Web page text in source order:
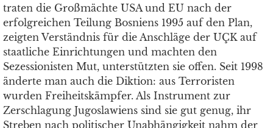
traten die Großmächte USA und EU nach der
erfolgreichen Teilung Bosniens 1995 auf den Plan,
zeigten Verständnis für die Anschläge der UÇK auf
staatliche Einrichtungen und machten den
Sezessionisten Mut, unterstützten sie offen. Seit 1998
änderte man auch die Diktion: aus Terroristen
wurden Freiheitskämpfer. Als Instrument zur
Zerschlagung Jugoslawiens sind sie gut genug, ihr
Streben nach politischer Unabhängigkeit nahm der